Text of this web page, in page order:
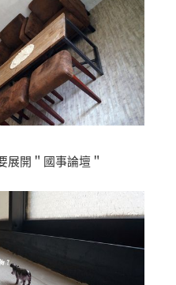
開＂國事論壇＂